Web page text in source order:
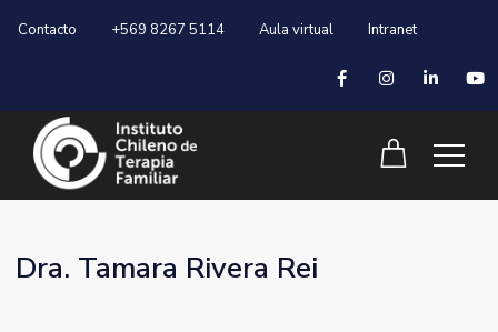
Contacto +569 8267 5114 Aula virtual Intranet
Dra. Tamara Rivera Rei